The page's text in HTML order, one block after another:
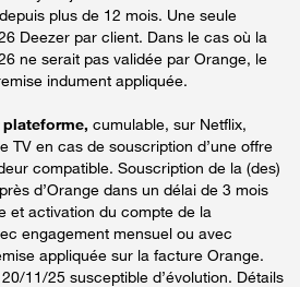
plus de 12 mois. Une seule
Deezer par client. Dans le cas où la
ne serait pas validée par Orange, le
indument appliquée.
cumulable, sur Netflix,
TV en cas de souscription d’une offre
compatible. Souscription de la (des)
d’Orange dans un délai de 3 mois
et activation du compte de la
engagement mensuel ou avec
appliquée sur la facture Orange.
11/25 susceptible d’évolution. Détails